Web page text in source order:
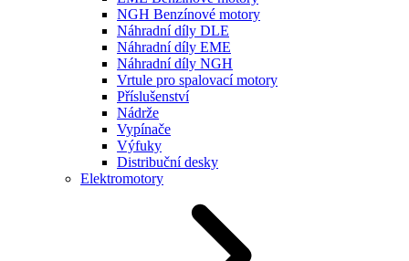
NGH Benzínové motory
Náhradní díly DLE
Náhradní díly EME
Náhradní díly NGH
Vrtule pro spalovací motory
Příslušenství
Nádrže
Vypínače
Výfuky
Distribuční desky
Elektromotory